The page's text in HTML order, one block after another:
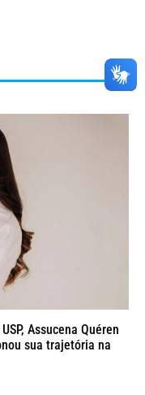
Assucena Quéren
sua trajetória na